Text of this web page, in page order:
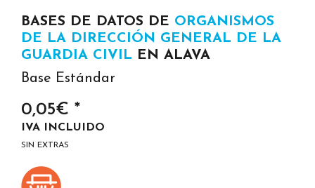
BASES DE DATOS DE ORGANISMOS
DE LA DIRECCIÓN GENERAL DE LA
GUARDIA CIVIL EN ALAVA
Base Estándar
0,05€ *
IVA INCLUIDO
SIN EXTRAS